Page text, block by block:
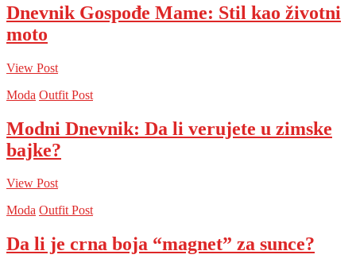
Dnevnik Gospođe Mame: Stil kao životni
moto
View Post
Moda Outfit Post
Modni Dnevnik: Da li verujete u zimske
bajke?
View Post
Moda Outfit Post
Da li je crna boja “magnet” za sunce?